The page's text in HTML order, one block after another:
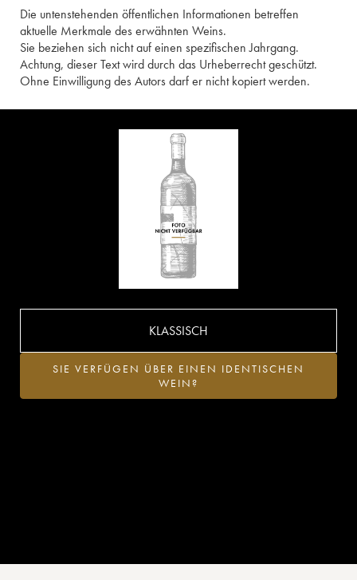
KLASSISCH
SIE VERFÜGEN ÜBER EINEN IDENTISCHEN
WEIN?
Die untenstehenden öffentlichen Informationen betreffen
aktuelle Merkmale des erwähnten Weins.
Sie beziehen sich nicht auf einen spezifischen Jahrgang.
Achtung, dieser Text wird durch das Urheberrecht geschützt.
Ohne Einwilligung des Autors darf er nicht kopiert werden.